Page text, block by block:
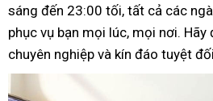
sáng đến 23:00 tối, tất cả các
phục vụ bạn mọi lúc, mọi nơi.
chuyên nghiệp và kín đáo tuyệt